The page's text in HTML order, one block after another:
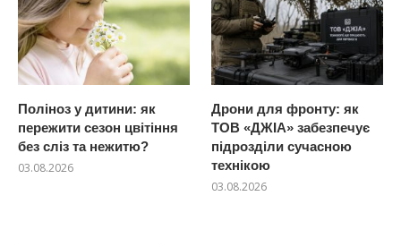
Поліноз у дитини: як
пережити сезон цвітіння
без сліз та нежитю?
03.08.2026
Дрони для фронту: як
ТОВ «ДЖІА» забезпечує
підрозділи сучасною
технікою
03.08.2026